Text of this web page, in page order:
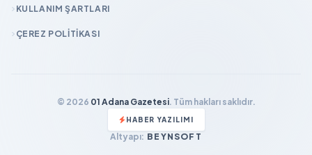
KULLANIM ŞARTLARI
ÇEREZ POLITIKASI
© 2026 01 Adana Gazetesi. Tüm hakları saklıdır.
HABER YAZILIMI
Altyapı: BEYNSOFT